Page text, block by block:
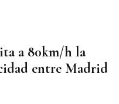
a 80km/h la
entre Madrid